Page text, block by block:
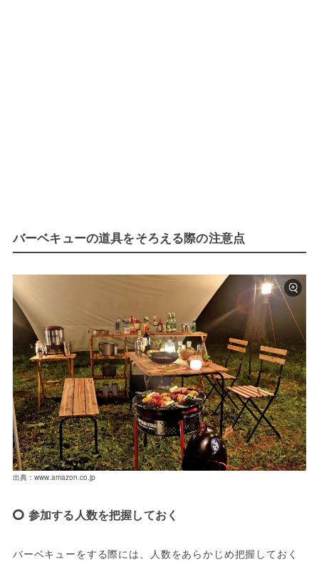
バーベキューの道具をそろえる際の注意点
出典：www.amazon.co.jp
参加する人数を把握しておく
バーベキューをする際には、人数をあらかじめ把握しておく